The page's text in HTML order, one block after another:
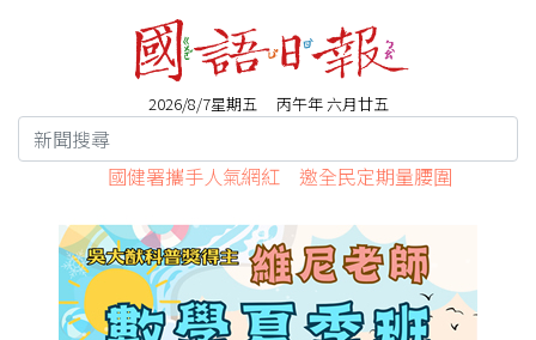
2026/8/7星期五 丙午年 六月廿五
國健署攜手人氣網紅 邀全民定期量腰圍